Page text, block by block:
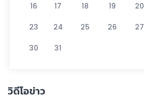
16 17 18 19 20
23 24 25 26 27
30 31
วิดีโอข่าว